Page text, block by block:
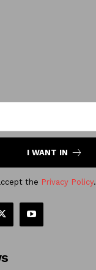
I WANT IN
the Privacy Policy.